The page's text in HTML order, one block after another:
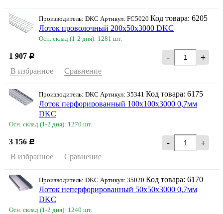
Производитель: DKC Артикул: FC5020 Код товара: 6205
Лоток проволочный 200х50х3000 DKC
Осн. склад (1-2 дня): 1281 шт.
1 907 Р - +
В избранное Сравнение
Производитель: DKC Артикул: 35341 Код товара: 6175
Лоток перфорированный 100х100х3000 0,7мм
DKC
Осн. склад (1-2 дня): 1270 шт.
3 156 Р - +
В избранное Сравнение
Производитель: DKC Артикул: 35020 Код товара: 6170
Лоток неперфорированный 50х50х3000 0,7мм
DKC
Осн. склад (1-2 дня): 1240 шт.